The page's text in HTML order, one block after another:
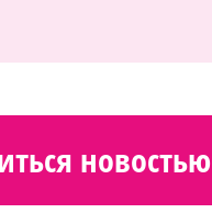
новостью